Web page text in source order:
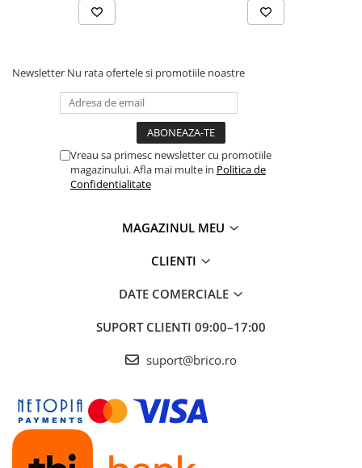
Newsletter Nu rata ofertele si promotiile noastre
Vreau sa primesc newsletter cu promotiile
magazinului. Afla mai multe in Politica de
Confidentialitate
MAGAZINUL MEU
CLIENTI
DATE COMERCIALE
SUPORT CLIENTI 09:00–17:00
suport@brico.ro